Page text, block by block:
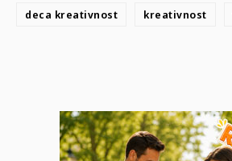
deca kreativnost kreativnost